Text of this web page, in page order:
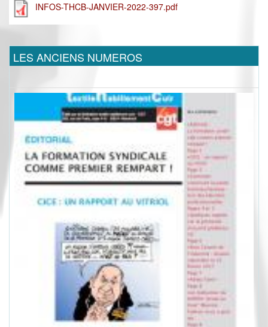
INFOS-THCB-JANVIER-2022-397.pdf
LES ANCIENS NUMEROS